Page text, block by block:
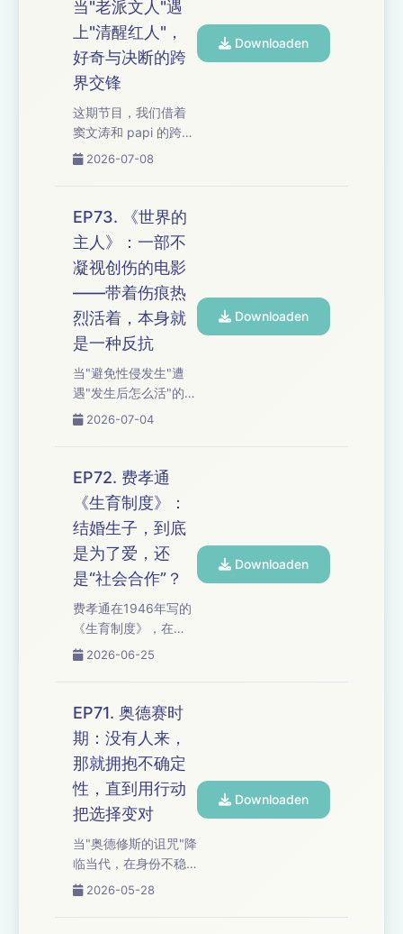
预习过平淡"的越野独
白，姜思达与鲁豫的
对谈缓缓落下帷幕。
从"麻木才是最可怕
的"到"排斥与认可同
源"，在探索语言超现
实的"流"过程中，我们
追问：当敏锐成为自
我孤立的利刃，"百分
之百投入"还能否成为
之...
当"老派文人"遇
上"清醒红人"，
好奇与决断的跨
界交锋
这期节目，我们借着
窦文涛和 papi 的跨界
对谈，聊了聊"完美准
手反而成功"的悖论；
从"通向真理的路千千
万万"的敬畏到"舍弃才
是推你往前走"的决
断，文化人和短视频
顶流谁更清醒？ 从"甘
愿就没有牺牲感"的主
体性到"课题分离是最
好的防御"，从"能力喜
欢适合的不可能三
角"到"不完美才是时间
的意义"，我们追问：
当原则遭遇情感，打
破边界是成长还是背
叛？持续放下身段，
是好奇还是妥协？...
2026-07-08
Downloaden
EP73. 《世界的
主人》：一部不
凝视创伤的电影
——带着伤痕热
烈活着，本身就
是一种反抗
当"避免性侵发生"遭
遇"发生后怎么活"的直
面，我们把"保护式的
是受害者"的平视拆给
你听，从"不凝视创
伤"的镜头语言到"活着
本身就是反抗"的加缪
式答案，我们提问：
幸存者必须永远悲情
吗？ 从"洗车的崩
溃"到"说出来"的阵
痛，从"善意的错
位"到"当成普通人对
待"的艰难，我们追
法，"不把他当受害
者"是冷漠还是尊重？
如果你也在"过度关
怀"与"刻意回...
2026-07-04
Downloaden
EP72. 费孝通
《生育制度》：
结婚生子，到底
是为了爱，还
是“社会合作”？
费孝通在1946年写的
《生育制度》，在
2026年我们重新回
越来越显著，我们
把"人的死是氏族社会
的生"的冰冷结构与"我
理解它但不遵从它"的
个体意识拆给你听。
从"父亲隐身"的三角维
稳到"生不生孩子不是
个人决定"的社会计
提，婚姻意味着什
么？ 从"损己利人"的
女性代价到"内婚外
2026-06-25
Downloaden
EP71. 奥德赛时
期：没有人来，
那就拥抱不确定
性，直到用行动
把选择变对
当"奥德修斯的诅咒"降
临当代，在身份不稳
定、方向不确定的奥
相信归家的信念吗？
2026-05-28
Downloaden